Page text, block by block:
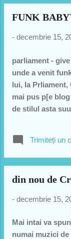
FUNK
- decembrie 15,
parliament -
unde a venit
lui, la
mai pus p[e
de stilul asta
clasica de-a
adaugi si
http://
Super Funk
Trimiteți un
din nou de
- decembrie 15,
Mai intai va
numai muzici de